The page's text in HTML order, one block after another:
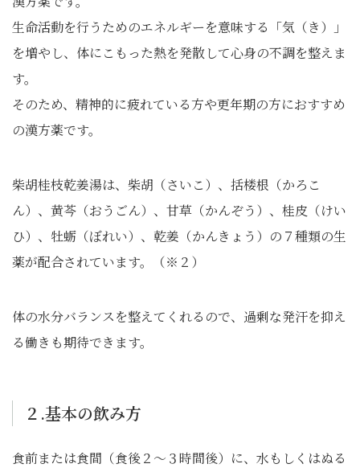
生命活動を行うためのエネルギーを意味する「気（き）」
を増やし、体にこもった熱を発散して心身の不調を整えま
す。
そのため、精神的に疲れている方や更年期の方におすすめ
の漢方薬です。
柴胡桂枝乾姜湯は、柴胡（さいこ）、括楼根（かろこ
ん）、黄芩（おうごん）、甘草（かんぞう）、桂皮（けい
ひ）、牡蛎（ぼれい）、乾姜（かんきょう）の７種類の生
薬が配合されています。（※２）
体の水分バランスを整えてくれるので、過剰な発汗を抑え
る働きも期待できます。
２.基本の飲み方
食前または食間（食後２〜３時間後）に、水もしくはぬる